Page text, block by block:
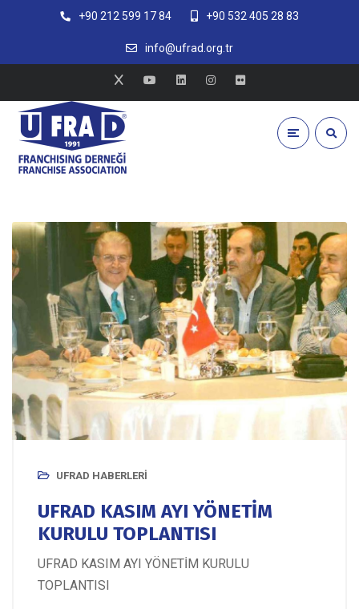
+90 212 599 17 84 +90 532 405 28 83
info@ufrad.org.tr
UFRAD HABERLERI
UFRAD KASIM AYI YÖNETİM
KURULU TOPLANTISI
UFRAD KASIM AYI YÖNETİM KURULU
TOPLANTISI